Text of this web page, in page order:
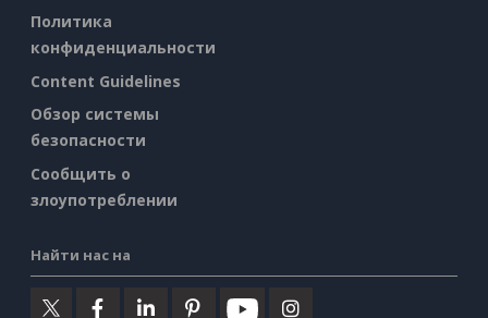
Политика
конфиденциальности
Content Guidelines
Обзор системы
безопасности
Сообщить о
злоупотреблении
Найти нас на